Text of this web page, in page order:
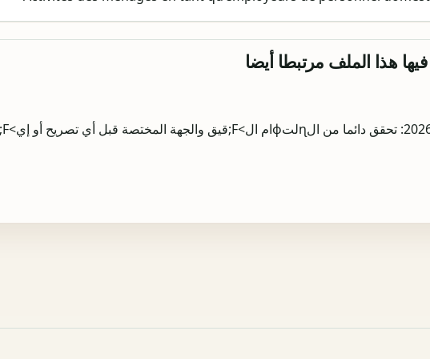
هذا الملف مرتبطا أيضا